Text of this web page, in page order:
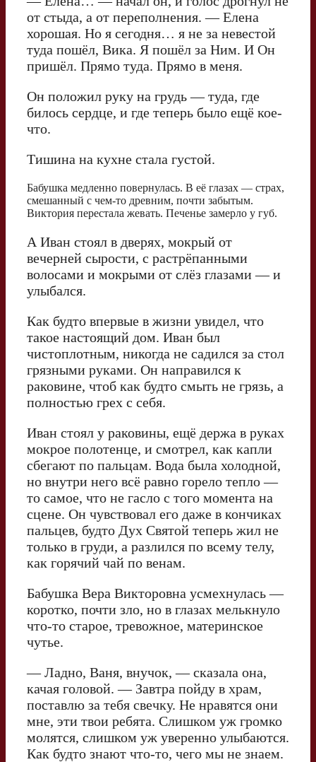
от стыда, а от переполнения. — Елена
хорошая. Но я сегодня… я не за невестой
туда пошёл, Вика. Я пошёл за Ним. И Он
пришёл. Прямо туда. Прямо в меня.
Он положил руку на грудь — туда, где
билось сердце, и где теперь было ещё кое-
что.
Тишина на кухне стала густой.
Бабушка медленно повернулась. В её глазах — страх,
смешанный с чем-то древним, почти забытым.
Виктория перестала жевать. Печенье замерло у губ.
А Иван стоял в дверях, мокрый от
вечерней сырости, с растрёпанными
волосами и мокрыми от слёз глазами — и
улыбался.
Как будто впервые в жизни увидел, что
такое настоящий дом. Иван был
чистоплотным, никогда не садился за стол
грязными руками. Он направился к
раковине, чтоб как будто смыть не грязь, а
полностью грех с себя.
Иван стоял у раковины, ещё держа в руках
мокрое полотенце, и смотрел, как капли
сбегают по пальцам. Вода была холодной,
но внутри него всё равно горело тепло —
то самое, что не гасло с того момента на
сцене. Он чувствовал его даже в кончиках
пальцев, будто Дух Святой теперь жил не
только в груди, а разлился по всему телу,
как горячий чай по венам.
Бабушка Вера Викторовна усмехнулась —
коротко, почти зло, но в глазах мелькнуло
что-то старое, тревожное, материнское
чутье.
— Ладно, Ваня, внучок, — сказала она,
качая головой. — Завтра пойду в храм,
поставлю за тебя свечку. Не нравятся они
мне, эти твои ребята. Слишком уж громко
молятся, слишком уж уверенно улыбаются.
Как будто знают что-то, чего мы не знаем.